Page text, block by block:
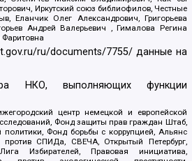
Иркутский союз библиофилов, Честные
Еланчик Олег Александрович, Григорьева
Андрей Валерьевич , Гималова Регина
ru/documents/7755/ данные на
НКО, выполняющих функции
центр немецкой и европейской
Фонд защиты прав граждан Штаб,
политики, Фонд борьбы с коррупцией, Альянс
СПИДа, СВЕЧА, Открытый Петербург,
Избирателей, Правовая инициатива,